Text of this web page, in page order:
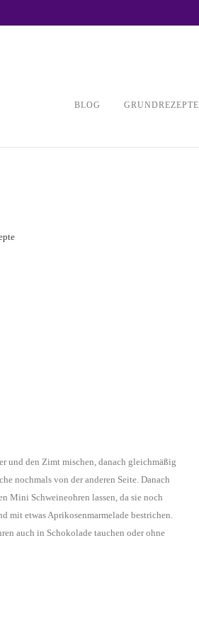
BLOG GRUNDREZEPTE
und den Zimt mischen, danach gleichmäßig
nochmals von der anderen Seite. Danach
Mini Schweineohren lassen, da sie noch
mit etwas Aprikosenmarmelade bestrichen.
auch in Schokolade tauchen oder ohne